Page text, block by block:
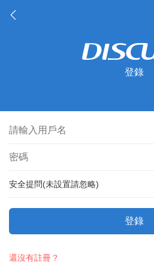
登錄
安全提問(未設置請忽略)
登錄
還沒有註冊？